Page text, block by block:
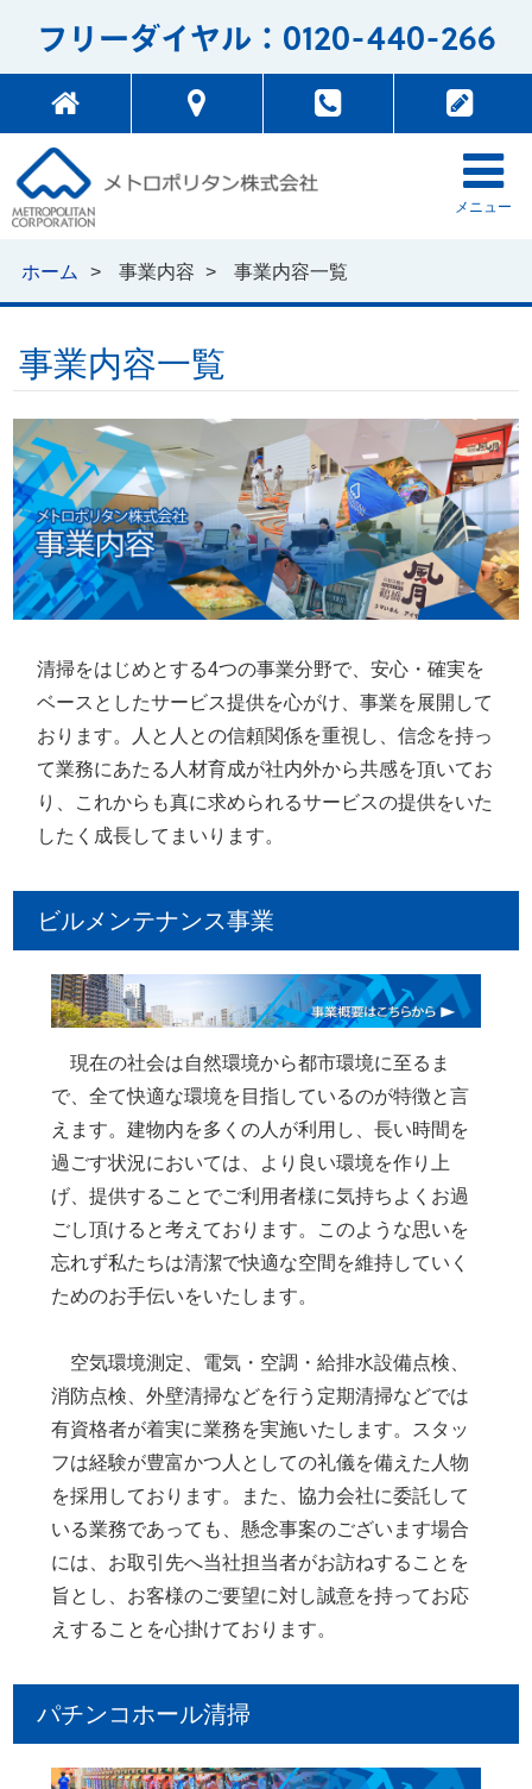
フリーダイヤル： 0120-440-266
メニュー
ホーム 事業内容 事業内容一覧
事業内容一覧
清掃をはじめとする4つの事業分野で、安心・確実を
ベースとしたサービス提供を心がけ、事業を展開して
おります。人と人との信頼関係を重視し、信念を持っ
て業務にあたる人材育成が社内外から共感を頂いてお
り、これからも真に求められるサービスの提供をいた
したく成長してまいります。
ビルメンテナンス事業
現在の社会は自然環境から都市環境に至るま
で、全て快適な環境を目指しているのが特徴と言
えます。建物内を多くの人が利用し、長い時間を
過ごす状況においては、より良い環境を作り上
げ、提供することでご利用者様に気持ちよくお過
ごし頂けると考えております。このような思いを
忘れず私たちは清潔で快適な空間を維持していく
ためのお手伝いをいたします。
空気環境測定、電気・空調・給排水設備点検、
消防点検、外壁清掃などを行う定期清掃などでは
有資格者が着実に業務を実施いたします。スタッ
フは経験が豊富かつ人としての礼儀を備えた人物
を採用しております。また、協力会社に委託して
いる業務であっても、懸念事案のございます場合
には、お取引先へ当社担当者がお訪ねすることを
旨とし、お客様のご要望に対し誠意を持ってお応
えすることを心掛けております。
パチンコホール清掃